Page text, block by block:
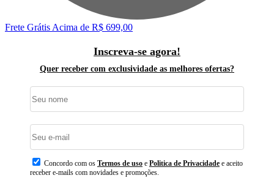
Frete GrátisAcima de R$ 699,00
Inscreva-se agora!
Quer receber com exclusividade as melhores ofertas?
Concordo com os Termos de uso e Politica de Privacidade e aceito
receber e-mails com novidades e promoções.